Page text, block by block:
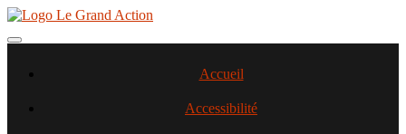
Aller
contenu
Toggle navigation
Accueil
Accessibilité